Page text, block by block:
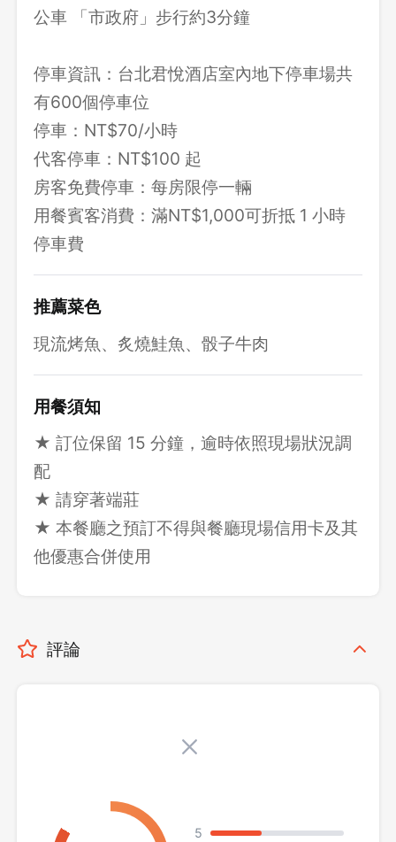
公車 「市政府」步行約3分鐘
停車資訊：台北君悅酒店室內地下停車場共
有600個停車位
停車：NT$70/小時
代客停車：NT$100 起
房客免費停車：每房限停一輛
用餐賓客消費：滿NT$1,000可折抵 1 小時
停車費
推薦菜色
現流烤魚、炙燒鮭魚、骰子牛肉
用餐須知
★ 訂位保留 15 分鐘，逾時依照現場狀況調
配
★ 請穿著端莊
★ 本餐廳之預訂不得與餐廳現場信用卡及其
他優惠合併使用
評論
5